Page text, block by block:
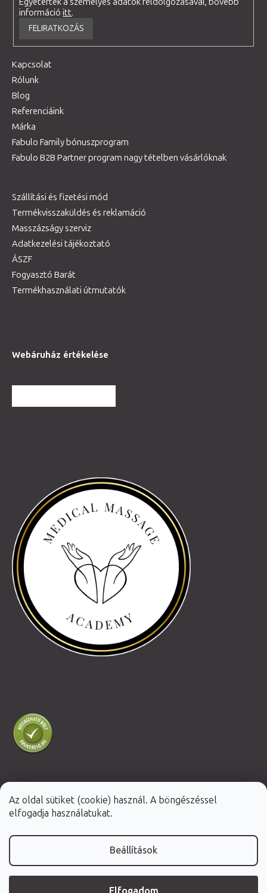
Az oldal sütiket (cookie) használ. A böngészéssel
elfogadja használatukat.
Beállítások
információitt.
FELIRATKOZÁS
Kapcsolat
Rólunk
Blog
Referenciáink
Márka
Fabulo Family bónuszprogram
Fabulo B2B Partner program nagy tételben vásárlóknak
Szállítási és fizetési mód
Termékvisszaküldés és reklamáció
Masszázságy szerviz
Adatkezelési tájékoztató
ÁSZF
Fogyasztó Barát
Termékhasználati útmutatók
Webáruház értékelése
Shoptet Premium készítette